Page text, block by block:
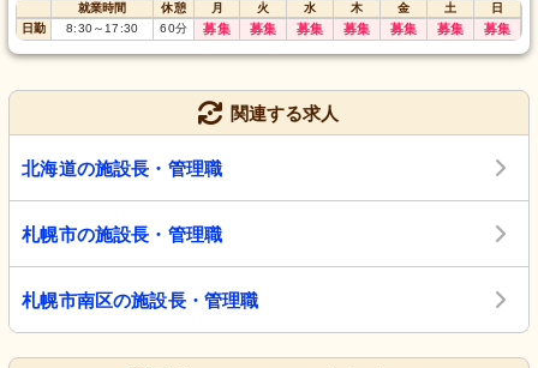
就業時間 休憩 月 火 水 木 金 土
日
日勤
8:30～17:30 60分 募集 募集 募集 募集 募集 募集 募集
関連する求人
北海道の施設長・管理職
札幌市の施設長・管理職
札幌市南区の施設長・管理職